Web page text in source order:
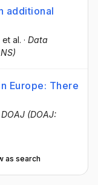
additional
, et al. · Data
Europe: There
DOAJ (DOAJ:
as search